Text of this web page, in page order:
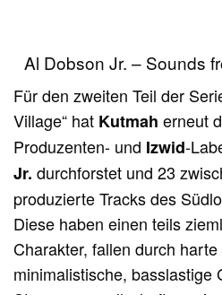
Al Dobson Jr. – Sounds
Für den zweiten Teil der
Village“ hat Kutmah erneut
Produzenten- und Izwid-
Jr. durchforstet und 23
produzierte Tracks des
Diese haben einen teils
Charakter, fallen durch
minimalistische, basslastige